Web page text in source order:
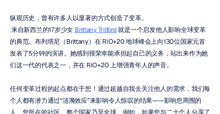
纵观历史，曾有许多人以显著的方式创造了变革。
来自新西兰的17岁少女 Brittany Trilford 就是一个启发他人影响全球变革
的典范。布列塔尼（Brittany）在 RIO+20 地球峰会上向130位国家元首
发表了5分钟的演讲。她感到很荣幸能承担起自己的义务，站出来作为她
们这一代的代表之一，并在 RIO+20 上增强青年人的声音。
任何变革过程的起点都在于您！通过超越自我去关注他人的需求，我们每
个人都有潜力通过“涟漪效应”来影响令人惊叹的结果——影响您周围的
人、您所在的社区、整个国家乃至全球。例如，如果您与二十个人分享了